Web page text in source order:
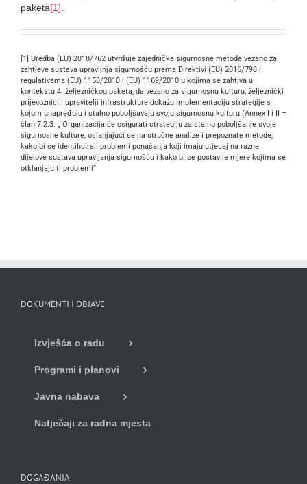
paketa[1]
[1] Uredba (EU) 2018/762 utvrđuje zajedničke sigurnosne metode vezano za
zahtjeve sustava upravljnja sigurnošću prema Direktivi (EU) 2016/798 i
regulativama (EU) 1158/2010 i (EU) 1169/2010 u kojima se zahtjva u
kontekstu 4. željezničkog paketa, da vezano za sigurnosnu kulturu, željeznički
prijevoznici i upravitelji infrastrukture dokažu implementaciju strategije s
kojom unapređuju i stalno poboljšavaju svoju sigurnosnu kulturu (Annex I i II –
član 7.2.3: „ Organizacija će osigurati strategiju za stalno poboljšanje svoje
sigurnosne kulture, oslanjajući se na stručne analize i prepoznate metode,
kako bi se identificirali problemi ponašanja koji imaju utjecaj na razne
dijelove sustava upravljanja sigurnošću i kako bi se postavile mjere kojima se
otklanjaju ti problemi“
DOKUMENTI I OBJAVE
Izvješća o radu
Programi i planovi
Javna nabava
Natječaji za radna mjesta
DOGAĐANJA